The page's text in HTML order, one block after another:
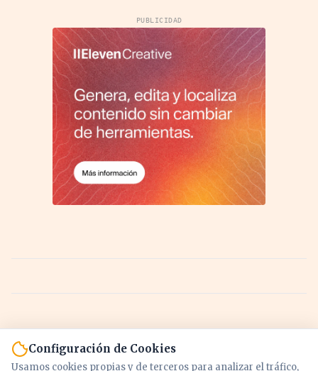
PUBLICIDAD
Configuración de Cookies
Usamos cookies propias y de terceros para analizar el tráfico,